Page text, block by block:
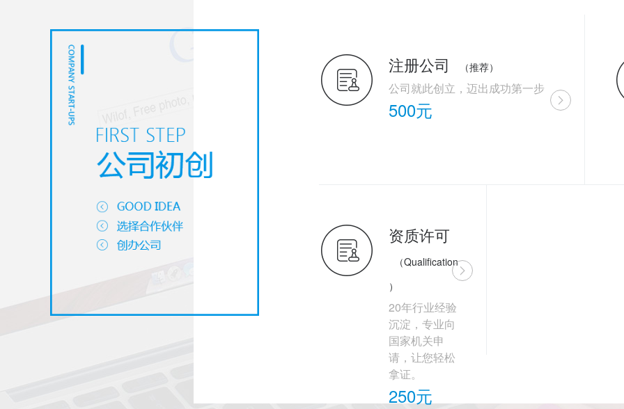
注册公司 （推荐）
公司就此创立，迈出成功第一步
500元
资质许可
（Qualification
）
20年行业经验
沉淀，专业向
国家机关申
请，让您轻松
拿证。
250元